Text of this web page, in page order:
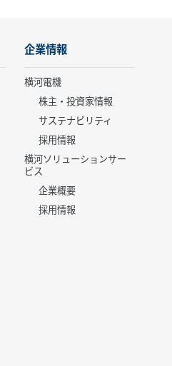
企業情報
横河電機
株主・投資家情報
サステナビリティ
採用情報
横河ソリューションサー
ビス
企業概要
採用情報